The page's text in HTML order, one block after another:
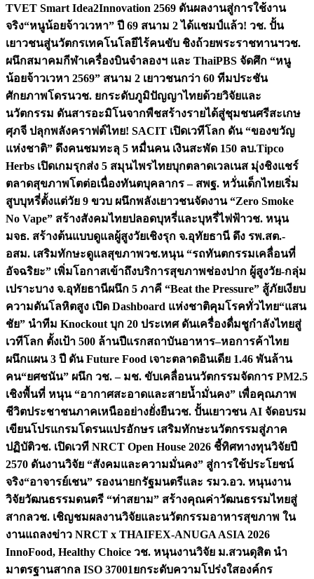
TVET Smart Idea2Innovation 2569 ดันผลงานสู่การใช้งาน
จริง“หนูน้อยจ้าวเวหา” ปี 69 สนาม 2 ได้แชมป์แล้ว! วช. ปั้น
เยาวชนสู่นวัตกรเทคโนโลยีไร้คนขับ ชิงถ้วยพระราชทานฯวช.
ผนึกสมาคมกีฬาเครื่องบินจำลองฯ และ ThaiPBS จัดศึก “หนู
น้อยจ้าวเวหา 2569” สนาม 2 เยาวชนกว่า 60 ทีมประชัน
ศักยภาพโดรนวช. ยกระดับภูมิปัญญาไทยด้วยวิจัยและ
นวัตกรรม ดันสารอะมิโนจากพืชสร้างรายได้สู่ชุมชนศรีสะเกษ
ศุภจี ปลุกพลังคราฟต์ไทย! SACIT เปิดเวทีโลก ดัน “ของขวัญ
แห่งชาติ” ดึงคนชมทะลุ 5 หมื่นคน เงินสะพัด 150 ลบ.Tipco
Herbs เปิดเกมรุกส่ง 5 สมุนไพรไทยบุกตลาดเวลเนส มุ่งชิงแชร์
ตลาดสุขภาพโตต่อเนื่องทันตบุคลากร – สพฐ. หวั่นเด็กไทยเริ่ม
สูบบุหรี่ตั้งแต่วัย 9 ขวบ ผนึกพลังเยาวชนจัดงาน “Zero Smoke
No Vape” สร้างสังคมไทยปลอดบุหรี่และบุหรี่ไฟฟ้าวช. หนุน
มจธ. สร้างต้นแบบดูแลผู้สูงวัยเชิงรุก จ.อุทัยธานี ดึง รพ.สต.-
อสม. เสริมทักษะดูแลสุขภาพวช.หนุน “รถทันตกรรมเคลื่อนที่
อัจฉริยะ” เพิ่มโอกาสเข้าถึงบริการสุขภาพช่องปาก ผู้สูงวัย-กลุ่ม
เปราะบาง จ.อุทัยธานีผนึก 5 ภาคี “Beat the Pressure” สู้ภัยเงียบ
ความดันโลหิตสูง เปิด Dashboard แห่งชาติคุมโรคทั่วไทย“แสน
ชัย” นำทีม Knockout บุก 20 ประเทศ ดันเครื่องดื่มชูกำลังไทยสู่
เวทีโลก ตั้งเป้า 500 ล้านปีแรกสถาบันอาหาร–หอการค้าไทย
ผนึกแผน 3 ปี ดัน Future Food เจาะตลาดอินเดีย 1.46 พันล้าน
คน“ยศชนัน” ผนึก วช. – มช. ขับเคลื่อนนวัตกรรมจัดการ PM2.5
เชิงพื้นที่ หนุน “อากาศสะอาดและสายน้ำมั่นคง” เพื่อคุณภาพ
ชีวิตประชาชนภาคเหนืออย่างยั่งยืนวช. ปั้นเยาวชน AI จัดอบรม
เขียนโปรแกรมโดรนแปรอักษร เสริมทักษะนวัตกรรมสู่ภาค
ปฏิบัติวช. เปิดเวที NRCT Open House 2026 ชี้ทิศทางทุนวิจัยปี
2570 ดันงานวิจัย “สังคมและความมั่นคง” สู่การใช้ประโยชน์
จริง“อาจารย์เชน” รองนายกรัฐมนตรีและ รมว.อว. หนุนงาน
วิจัยวัฒนธรรมดนตรี “ท่าสยาม” สร้างคุณค่าวัฒนธรรมไทยสู่
สากลวช. เชิญชมผลงานวิจัยและนวัตกรรมอาหารสุขภาพ ใน
งานแถลงข่าว NRCT x THAIFEX-ANUGA ASIA 2026
InnoFood, Healthy Choice วช. หนุนงานวิจัย ม.สวนดุสิต นำ
มาตรฐานสากล ISO 37001ยกระดับความโปร่งใสองค์กร